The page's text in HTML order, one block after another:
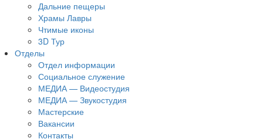
Дальние пещеры
Храмы Лавры
Чтимые иконы
3D Тур
Отделы
Отдел информации
Социальное служение
МЕДИА — Видеостудия
МЕДИА — Звукостудия
Мастерские
Вакансии
Контакты